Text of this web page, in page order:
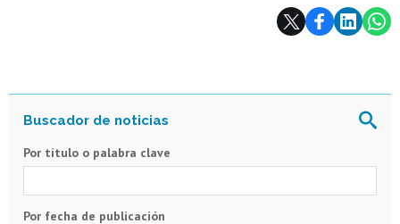
Por título o palabra clave